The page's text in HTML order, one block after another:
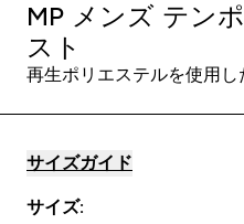
MP メンズ テン
スト
再生ポリエステルを使用
サイズガイド
サイズ: